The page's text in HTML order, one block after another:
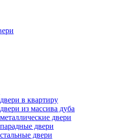
в квартиру
из массива дуба
двери
двери
двери